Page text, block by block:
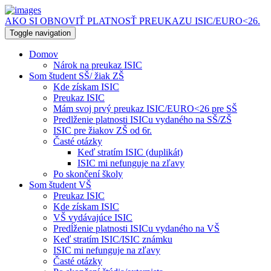
AKO SI OBNOVIŤ PLATNOSŤ PREUKAZU ISIC/EURO<26.
Toggle navigation
Domov
Nárok na preukaz ISIC
Som študent SŠ/ žiak ZŠ
Kde získam ISIC
Preukaz ISIC
Mám svoj prvý preukaz ISIC/EURO<26 pre SŠ
Predlženie platnosti ISICu vydaného na SŠ/ZŠ
ISIC pre žiakov ZŠ od 6r.
Časté otázky
Keď stratím ISIC (duplikát)
ISIC mi nefunguje na zľavy
Po skončení školy
Som študent VŠ
Preukaz ISIC
Kde získam ISIC
VŠ vydávajúce ISIC
Predĺženie platnosti ISICu vydaného na VŠ
Keď stratím ISIC/ISIC známku
ISIC mi nefunguje na zľavy
Časté otázky